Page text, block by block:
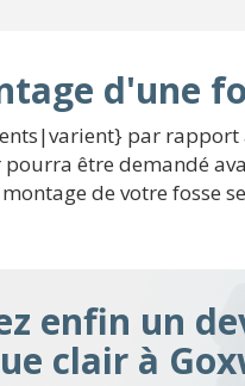
d'une
par
être demandé
de votre fosse
enfin un
clair à